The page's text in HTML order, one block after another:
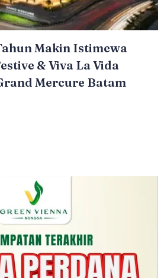
Makin Istimewa
& Viva La Vida
Mercure Batam